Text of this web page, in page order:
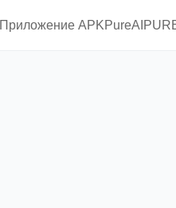
Приложение APKPure